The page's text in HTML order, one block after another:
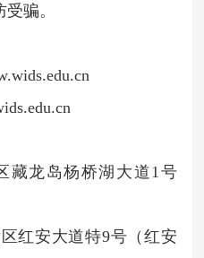
骗。
龙岛杨桥湖大道1号
红安大道特9号（红安